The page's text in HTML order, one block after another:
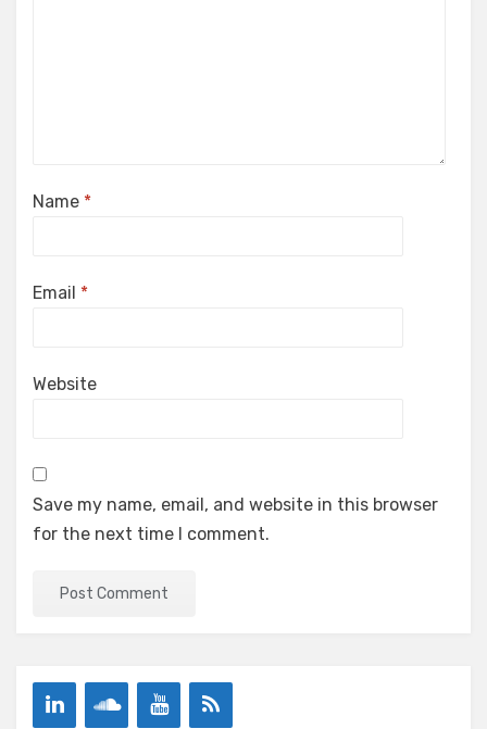
Name *
Email *
Website
Save my name, email, and website in this browser
for the next time I comment.